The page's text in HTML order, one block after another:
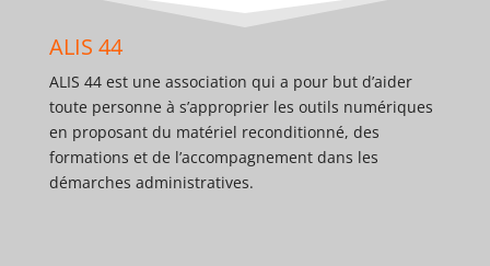
ALIS 44
ALIS 44 est une association qui a pour but d’aider
toute personne à s’approprier les outils numériques
en proposant du matériel reconditionné, des
formations et de l’accompagnement dans les
démarches administratives.